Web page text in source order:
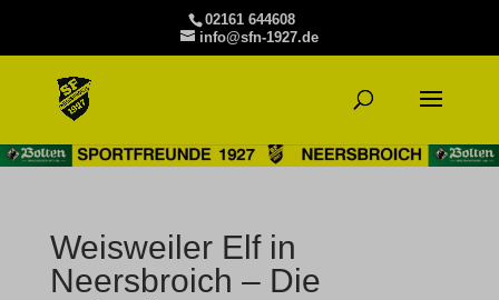
02161 644608
info@sfn-1927.de
Weisweiler Elf in
Neersbroich – Die